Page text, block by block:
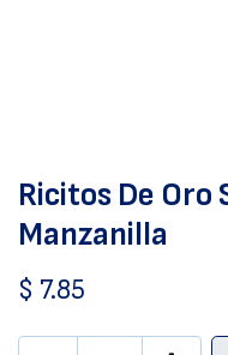
Ricitos De Oro
Manzanilla
$ 7.85